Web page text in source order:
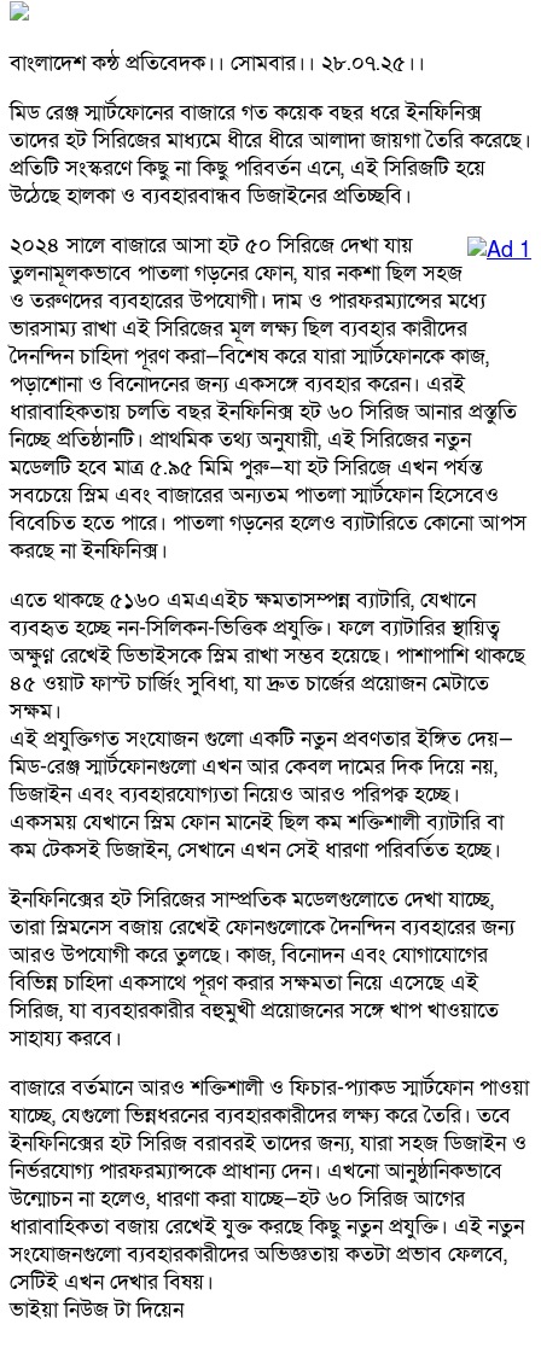
বাংলাদেশ কন্ঠ প্রতিবেদক।। সোমবার।। ২৮.০৭.২৫।।
মিড রেঞ্জ স্মার্টফোনের বাজারে গত কয়েক বছর ধরে ইনফিনিক্স
তাদের হট সিরিজের মাধ্যমে ধীরে ধীরে আলাদা জায়গা তৈরি করেছে।
প্রতিটি সংস্করণে কিছু না কিছু পরিবর্তন এনে, এই সিরিজটি হয়ে
উঠেছে হালকা ও ব্যবহারবান্ধব ডিজাইনের প্রতিচ্ছবি।
২০২৪ সালে বাজারে আসা হট ৫০ সিরিজে দেখা যায়
তুলনামূলকভাবে পাতলা গড়নের ফোন, যার নকশা ছিল সহজ
ও তরুণদের ব্যবহারের উপযোগী। দাম ও পারফরম্যান্সের মধ্যে
ভারসাম্য রাখা এই সিরিজের মূল লক্ষ্য ছিল ব্যবহার কারীদের
দৈনন্দিন চাহিদা পূরণ করা—বিশেষ করে যারা স্মার্টফোনকে কাজ,
পড়াশোনা ও বিনোদনের জন্য একসঙ্গে ব্যবহার করেন। এরই
ধারাবাহিকতায় চলতি বছর ইনফিনিক্স হট ৬০ সিরিজ আনার প্রস্তুতি
নিচ্ছে প্রতিষ্ঠানটি। প্রাথমিক তথ্য অনুযায়ী, এই সিরিজের নতুন
মডেলটি হবে মাত্র ৫.৯৫ মিমি পুরু—যা হট সিরিজে এখন পর্যন্ত
সবচেয়ে স্লিম এবং বাজারের অন্যতম পাতলা স্মার্টফোন হিসেবেও
বিবেচিত হতে পারে। পাতলা গড়নের হলেও ব্যাটারিতে কোনো আপস
করছে না ইনফিনিক্স।
এতে থাকছে ৫১৬০ এমএএইচ ক্ষমতাসম্পন্ন ব্যাটারি, যেখানে
ব্যবহৃত হচ্ছে নন-সিলিকন-ভিত্তিক প্রযুক্তি। ফলে ব্যাটারির স্থায়িত্ব
অক্ষুণ্ন রেখেই ডিভাইসকে স্লিম রাখা সম্ভব হয়েছে। পাশাপাশি থাকছে
৪৫ ওয়াট ফাস্ট চার্জিং সুবিধা, যা দ্রুত চার্জের প্রয়োজন মেটাতে
সক্ষম।
এই প্রযুক্তিগত সংযোজন গুলো একটি নতুন প্রবণতার ইঙ্গিত দেয়—
মিড-রেঞ্জ স্মার্টফোনগুলো এখন আর কেবল দামের দিক দিয়ে নয়,
ডিজাইন এবং ব্যবহারযোগ্যতা নিয়েও আরও পরিপক্ব হচ্ছে।
একসময় যেখানে স্লিম ফোন মানেই ছিল কম শক্তিশালী ব্যাটারি বা
কম টেকসই ডিজাইন, সেখানে এখন সেই ধারণা পরিবর্তিত হচ্ছে।
ইনফিনিক্সের হট সিরিজের সাম্প্রতিক মডেলগুলোতে দেখা যাচ্ছে,
তারা স্লিমনেস বজায় রেখেই ফোনগুলোকে দৈনন্দিন ব্যবহারের জন্য
আরও উপযোগী করে তুলছে। কাজ, বিনোদন এবং যোগাযোগের
বিভিন্ন চাহিদা একসাথে পূরণ করার সক্ষমতা নিয়ে এসেছে এই
সিরিজ, যা ব্যবহারকারীর বহুমুখী প্রয়োজনের সঙ্গে খাপ খাওয়াতে
সাহায্য করবে।
বাজারে বর্তমানে আরও শক্তিশালী ও ফিচার-প্যাকড স্মার্টফোন পাওয়া
যাচ্ছে, যেগুলো ভিন্নধরনের ব্যবহারকারীদের লক্ষ্য করে তৈরি। তবে
ইনফিনিক্সের হট সিরিজ বরাবরই তাদের জন্য, যারা সহজ ডিজাইন ও
নির্ভরযোগ্য পারফরম্যান্সকে প্রাধান্য দেন। এখনো আনুষ্ঠানিকভাবে
উন্মোচন না হলেও, ধারণা করা যাচ্ছে—হট ৬০ সিরিজ আগের
ধারাবাহিকতা বজায় রেখেই যুক্ত করছে কিছু নতুন প্রযুক্তি। এই নতুন
সংযোজনগুলো ব্যবহারকারীদের অভিজ্ঞতায় কতটা প্রভাব ফেলবে,
সেটিই এখন দেখার বিষয়।
ভাইয়া নিউজ টা দিয়েন